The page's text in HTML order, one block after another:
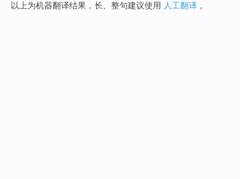
以上为机器翻译结果，长、整句建议使用 人工翻译 。